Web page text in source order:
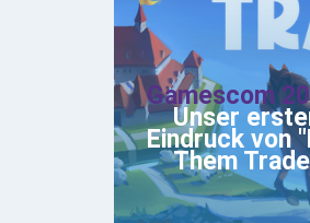
Gamescom
Unser
Eindruck von
Them